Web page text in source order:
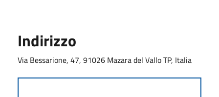
Indirizzo
Via Bessarione, 47, 91026 Mazara del Vallo TP, Italia